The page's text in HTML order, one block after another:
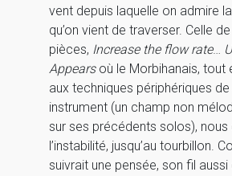
vent depuis laquelle on admire
qu’on vient de traverser. Celle
pièces, Increase the flow rate…
Appears où le Morbihanais, tout
aux techniques périphériques
instrument (un champ non
sur ses précédents solos), nous
l’instabilité, jusqu’au tourbillon.
suivrait une pensée, son fil